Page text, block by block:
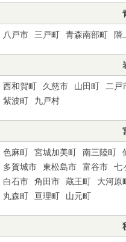
八戸市 三戸町 青森南部町 階
西和賀町 久慈市 山田町 二戸
紫波町
九戸村
色麻町 宮城加美町 南三陸町
多賀城市
東松島市 富谷市 七
白石市
角田市 蔵王町 大河原
丸森町
亘理町 山元町